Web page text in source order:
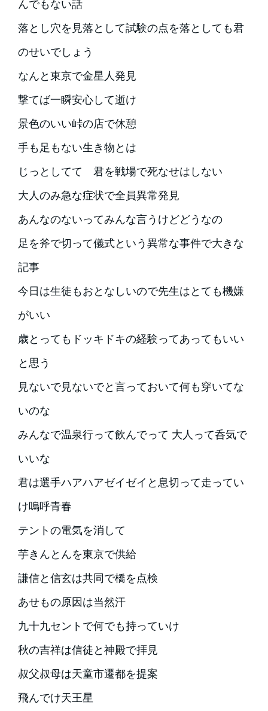
んでもない話
落とし穴を見落として試験の点を落としても君
のせいでしょう
なんと東京で金星人発見
撃てば一瞬安心して逝け
景色のいい峠の店で休憩
手も足もない生き物とは
じっとしてて 君を戦場で死なせはしない
大人のみ急な症状で全員異常発見
あんなのないってみんな言うけどどうなの
足を斧で切って儀式という異常な事件で大きな
記事
今日は生徒もおとなしいので先生はとても機嫌
がいい
歳とってもドッキドキの経験ってあってもいい
と思う
見ないで見ないでと言っておいて何も穿いてな
いのな
みんなで温泉行って飲んでって 大人って呑気で
いいな
君は選手ハアハアゼイゼイと息切って走ってい
け嗚呼青春
テントの電気を消して
芋きんとんを東京で供給
謙信と信玄は共同で橋を点検
あせもの原因は当然汗
九十九セントで何でも持っていけ
秋の吉祥は信徒と神殿で拝見
叔父叔母は天童市遷都を提案
飛んでけ天王星